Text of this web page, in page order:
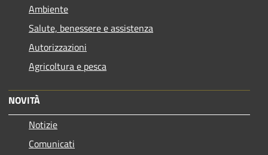
Ambiente
Salute, benessere e assistenza
Autorizzazioni
Agricoltura e pesca
NOVITÀ
Notizie
Comunicati